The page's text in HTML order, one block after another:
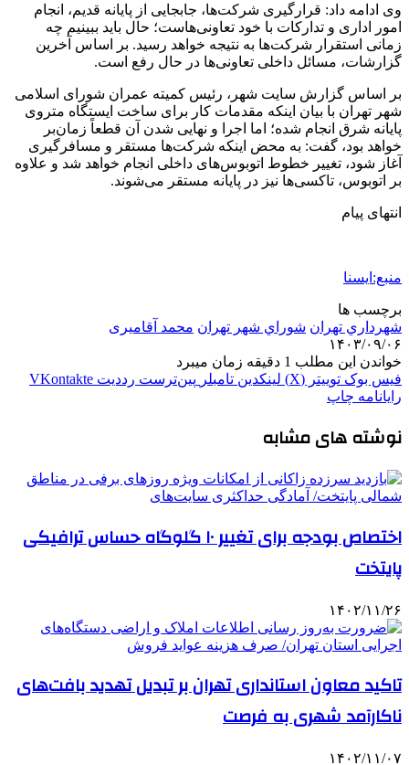
وی ادامه داد: قرارگیری شرکت‌ها، جابجایی از پایانه قدیم، انجام
امور اداری و تدارکات با خود تعاونی‌هاست؛ حال باید ببینیم چه
زمانی استقرار شرکت‌ها به نتیجه خواهد رسید. بر اساس آخرین
گزارشات، مسائل داخلی تعاونی‌ها در حال رفع است.
بر اساس گزارش سایت شهر، رئیس کمیته عمران شورای اسلامی
شهر تهران با بیان اینکه مقدمات کار برای ساخت ایستگاه متروی
پایانه شرق انجام شده؛ اما اجرا و نهایی شدن آن قطعاً زمان‌بر
خواهد بود، گفت: به محض اینکه شرکت‌ها مستقر و مسافرگیری
آغاز شود، تغییر خطوط اتوبوس‌های داخلی انجام خواهد شد و علاوه
بر اتوبوس، تاکسی‌ها نیز در پایانه مستقر می‌شوند.
انتهای پیام
منبع:ایسنا
برچسب ها
شهرداري تهران شوراي شهر تهران محمد آقامیری
۱۴۰۳/۰۹/۰۶
خواندن این مطلب 1 دقیقه زمان میبرد
فیس بوک توییتر (X) لینکدین ‫تامبلر ‫پین‌ترست ‫رددیت ‫VKontakte
رایانامه چاپ
نوشته های مشابه
اختصاص بودجه برای تغییر ۱۰ گلوگاه‌ حساس ترافیکی
پایتخت
۱۴۰۲/۱۱/۲۶
تاکید معاون استانداری تهران بر تبدیل تهدید بافت‌های
ناکارآمد شهری به فرصت
۱۴۰۲/۱۱/۰۷